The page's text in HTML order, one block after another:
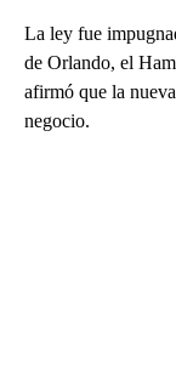
La ley fue
de Orlando, el
afirmó que la
negocio.